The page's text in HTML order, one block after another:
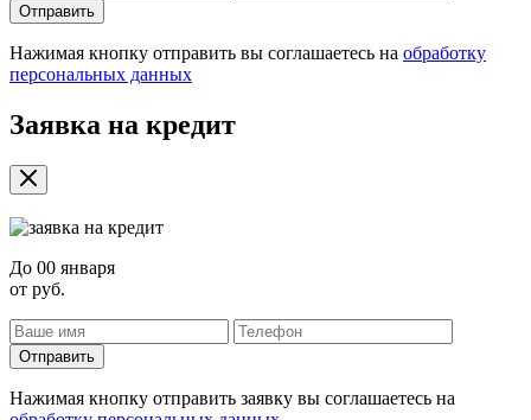
Отправить
Нажимая кнопку отправить вы соглашаетесь на обработку
персональных данных
Заявка на кредит
До 00 января
от руб.
Отправить
Нажимая кнопку отправить заявку вы соглашаетесь на